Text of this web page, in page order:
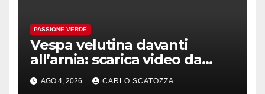
PASSIONE VERDE
Vespa velutina davanti
all’arnia: scarica video da
TikTok prima che il post
sparisca
AGO 4, 2026 CARLO SCATOZZA